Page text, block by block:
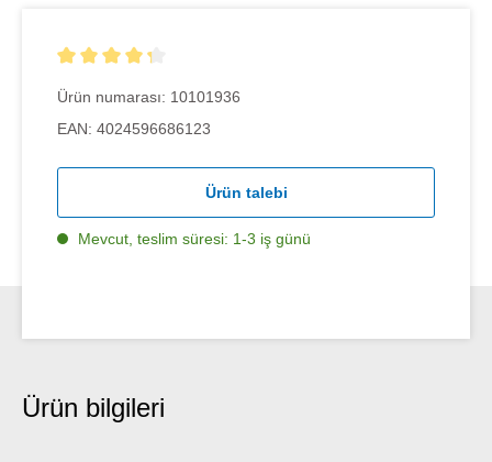
Ürün numarası: 10101936
EAN: 4024596686123
Ürün talebi
Mevcut, teslim süresi: 1-3 iş günü
Ürün bilgileri